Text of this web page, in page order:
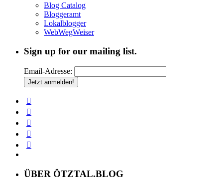
Blog Catalog
Bloggeramt
Lokalblogger
WebWegWeiser
Sign up for our mailing list.
Email-Adresse:
ÜBER ÖTZTAL.BLOG